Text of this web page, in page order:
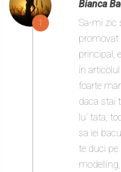
1
Bianca
Sa-mi zic
promovat
principal,
in
foarte
daca stai
lu’ tata,
sa iei
te duci pe